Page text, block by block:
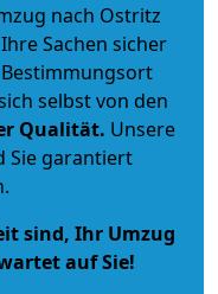
nach Ostritz
Sachen sicher
selbst von den
Qualität. Unsere
Sie garantiert
sind, Ihr Umzug
auf Sie!